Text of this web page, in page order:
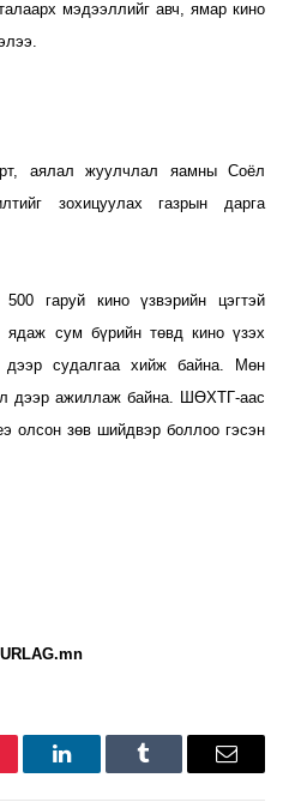
мэдээллийг авч, ямар кино
аялал жуулчлал яамны Соёл
зохицуулах газрын дарга
гаруй кино үзвэрийн цэгтэй
сум бүрийн төвд кино үзэх
дээр судалгаа хийж байна. Мөн
дээр ажиллаж байна. ШӨХТГ-аас
олсон зөв шийдвэр боллоо гэсэн
LinkedInTumblr Имэйл